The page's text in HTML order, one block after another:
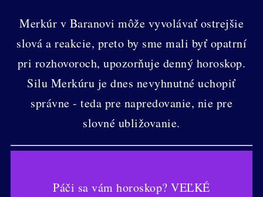
Merkúr v Baranovi môže vyvolávať ostrejšie
slová a reakcie, preto by sme mali byť opatrní
pri rozhovoroch, upozorňuje denný horoskop.
Silu Merkúru je dnes nevyhnutné uchopiť
správne - teda pre napredovanie, nie pre
slovné ubližovanie.
Páči sa vám horoskop? VEĽKÉ